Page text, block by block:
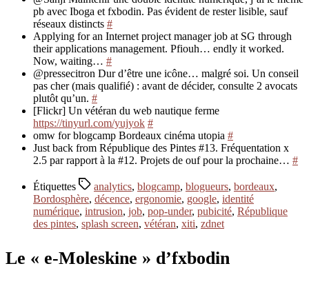
pb avec Iboga et fxbodin. Pas évident de rester lisible, sauf
réseaux distincts #
Applying for an Internet project manager job at SG through
their applications management. Pfiouh… endly it worked.
Now, waiting… #
@pressecitron Dur d’être une icône… malgré soi. Un conseil
pas cher (mais qualifié) : avant de décider, consulte 2 avocats
plutôt qu’un. #
[Flickr] Un vétéran du web nautique ferme
https://tinyurl.com/yujyok #
omw for blogcamp Bordeaux cinéma utopia #
Just back from République des Pintes #13. Fréquentation x
2.5 par rapport à la #12. Projets de ouf pour la prochaine… #
Étiquettes analytics, blogcamp, blogueurs, bordeaux,
Bordosphère, décence, ergonomie, google, identité
numérique, intrusion, job, pop-under, pubicité, République
des pintes, splash screen, vétéran, xiti, zdnet
Le « e-Moleskine » d’fxbodin